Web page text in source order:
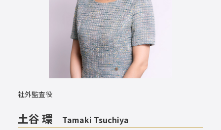
社外監査役
土谷 環 Tamaki Tsuchiya